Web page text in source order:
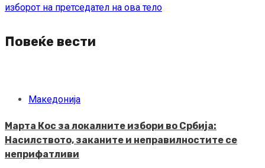
изборот на претседател на ова тело
Повеќе вести
Македонија
Марта Кос за локалните избори во Србија:
Насилството, заканите и неправилностите се
неприфатливи